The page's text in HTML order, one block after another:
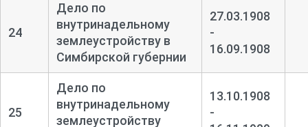
24
Дело по
внутринадельному
землеустройству в
Симбирской губернии
27.03.1908
-
16.09.1908
25
Дело по
внутринадельному
землеустройству
13.10.1908
-